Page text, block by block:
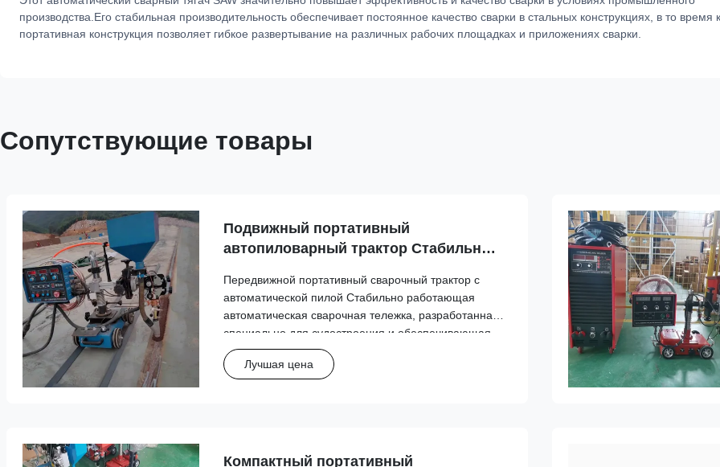
производства.Его стабильная производительность обеспечивает постоянное качество сварки в стальных конструкциях, в то время
портативная конструкция позволяет гибкое развертывание на различных рабочих площадках и приложениях сварки.
Сопутствующие товары
Подвижный портативный
автопиловарный трактор Стабильный
судостроения
Передвижной портативный сварочный трактор с
автоматической пилой Стабильно работающая
автоматическая сварочная тележка, разработанная
специально для судостроения и обеспечивающая
надежную работу при сварке стальных конструкций
пилой. Послепродажное обслуживание и гарантия
Лучшая цена
Компактный портативный